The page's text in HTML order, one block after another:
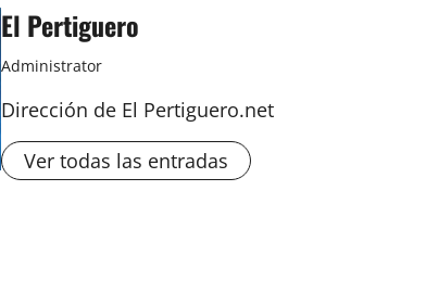
El Pertiguero
Administrator
Dirección de El Pertiguero.net
Ver todas las entradas